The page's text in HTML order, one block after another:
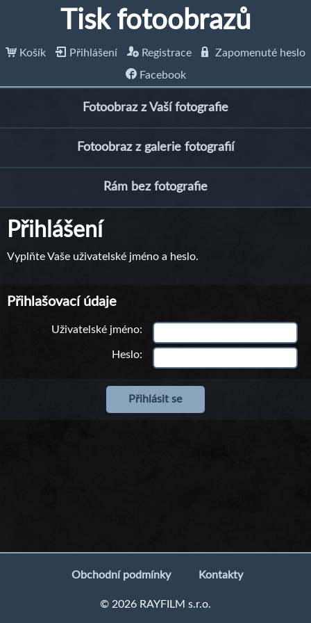
Tisk fotoobrazů
Košík Přihlášení Registrace
Zapomenuté heslo
Facebook
Fotoobraz z Vaší fotografie
Fotoobraz z galerie fotografií
Rám bez fotografie
Přihlášení
Vyplňte Vaše uživatelské jméno a heslo.
Přihlašovací údaje
Uživatelské jméno
Heslo
Obchodní podmínky Kontakty
© 2026 RAYFILM s.r.o.